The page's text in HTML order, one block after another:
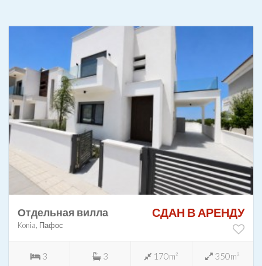
Отдельная вилла
Konia, Пафос
СДАН В АРЕНДУ
3 3 170m² 350m²